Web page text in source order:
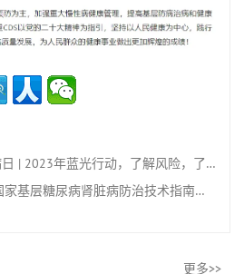
2023年蓝光行动，了解风险，了解应对！
病防治技术指南（2023）》发布！推动基层dkd防治管理工作规范化和同质化
更多>>